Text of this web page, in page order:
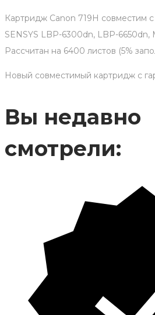
Картридж Canon 719H совместим
SENSYS LBP-6300dn, LBP-
Рассчитан на 6400 листов (5%
Новый совместимый картридж с
Вы недавно
смотрели: